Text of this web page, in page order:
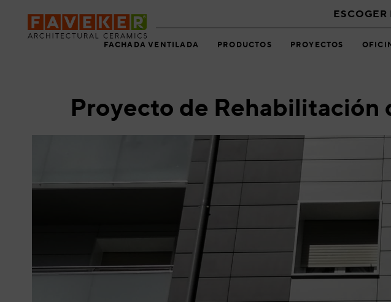
primary
ESCOGER
FACHADA VENTILADA PRODUCTOS PROYECTOS
Proyecto de Rehabilitación